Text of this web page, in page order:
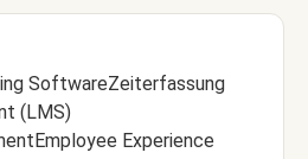
SoftwareZeiterfassung
(LMS)
Employee Experience